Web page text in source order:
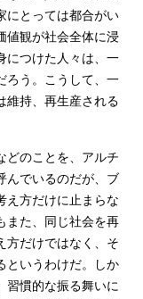
にとっては都合がい
値観が社会全体に浸
につけた人々は、一
ろう。こうして、一
維持、再生産される
どのことを、アルチ
んでいるのだが、ブ
え方だけに止まらな
また、同じ社会を再
方だけではなく、そ
というわけだ。しか
習慣的な振る舞いに